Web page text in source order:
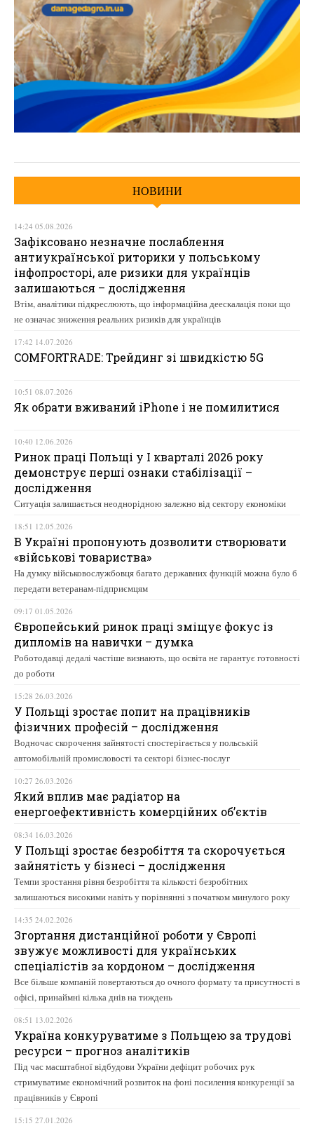
НОВИНИ
14:24 05.08.2026
Зафіксовано незначне послаблення
антиукраїнської риторики у польському
інфопросторі, але ризики для українців
залишаються – дослідження
Втім, аналітики підкреслюють, що інформаційна деескалація поки що
не означає зниження реальних ризиків для українців
17:42 14.07.2026
COMFORTRADE: Трейдинг зі швидкістю 5G
10:51 08.07.2026
Як обрати вживаний iPhone і не помилитися
10:40 12.06.2026
Ринок праці Польщі у І кварталі 2026 року
демонструє перші ознаки стабілізації –
дослідження
Ситуація залишається неоднорідною залежно від сектору економіки
18:51 12.05.2026
В Україні пропонують дозволити створювати
«військові товариства»
На думку військовослужбовця багато державних функцій можна було б
передати ветеранам-підприємцям
09:17 01.05.2026
Європейський ринок праці зміщує фокус із
дипломів на навички – думка
Роботодавці дедалі частіше визнають, що освіта не гарантує готовності
до роботи
15:28 26.03.2026
У Польщі зростає попит на працівників
фізичних професій – дослідження
Водночас скорочення зайнятості спостерігається у польській
автомобільній промисловості та секторі бізнес-послуг
10:27 26.03.2026
Який вплив має радіатор на
енергоефективність комерційних об’єктів
08:34 16.03.2026
У Польщі зростає безробіття та скорочується
зайнятість у бізнесі – дослідження
Темпи зростання рівня безробіття та кількості безробітних
залишаються високими навіть у порівнянні з початком минулого року
14:35 24.02.2026
Згортання дистанційної роботи у Європі
звужує можливості для українських
спеціалістів за кордоном – дослідження
Все більше компаній повертаються до очного формату та присутності в
офісі, принаймні кілька днів на тиждень
08:51 13.02.2026
Україна конкуруватиме з Польщею за трудові
ресурси – прогноз аналітиків
Під час масштабної відбудови України дефіцит робочих рук
стримуватиме економічний розвиток на фоні посилення конкуренції за
працівників у Європі
15:15 27.01.2026